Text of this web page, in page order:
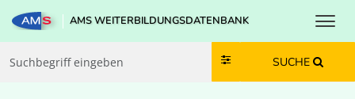
Zum Inhalt springen
Zum Navmenü springen
Zur Suche springen
Zur Footer springen
AMS WEITERBILDUNGSDATENBANK
SUCHE